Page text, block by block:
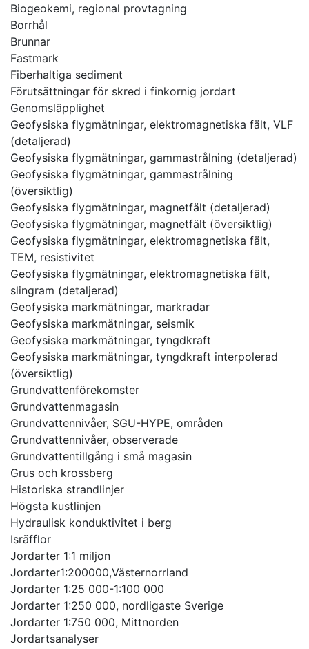
Biogeokemi, regional provtagning
Borrhål
Brunnar
Fastmark
Fiberhaltiga sediment
Förutsättningar för skred i finkornig jordart
Genomsläpplighet
Geofysiska flygmätningar, elektromagnetiska fält, VLF
(detaljerad)
Geofysiska flygmätningar, gammastrålning (detaljerad)
Geofysiska flygmätningar, gammastrålning
(översiktlig)
Geofysiska flygmätningar, magnetfält (detaljerad)
Geofysiska flygmätningar, magnetfält (översiktlig)
Geofysiska flygmätningar, elektromagnetiska fält,
TEM, resistivitet
Geofysiska flygmätningar, elektromagnetiska fält,
slingram (detaljerad)
Geofysiska markmätningar, markradar
Geofysiska markmätningar, seismik
Geofysiska markmätningar, tyngdkraft
Geofysiska markmätningar, tyngdkraft interpolerad
(översiktlig)
Grundvattenförekomster
Grundvattenmagasin
Grundvattennivåer, SGU-HYPE, områden
Grundvattennivåer, observerade
Grundvattentillgång i små magasin
Grus och krossberg
Historiska strandlinjer
Högsta kustlinjen
Hydraulisk konduktivitet i berg
Isräfflor
Jordarter 1:1 miljon
Jordarter1:200000,Västernorrland
Jordarter 1:25 000-1:100 000
Jordarter 1:250 000, nordligaste Sverige
Jordarter 1:750 000, Mittnorden
Jordartsanalyser